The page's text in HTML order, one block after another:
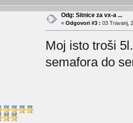
Odg: Sitnice za vx-a ...
« Odgovori #3 : 03 Travanj,
Moj isto troši
semafora do